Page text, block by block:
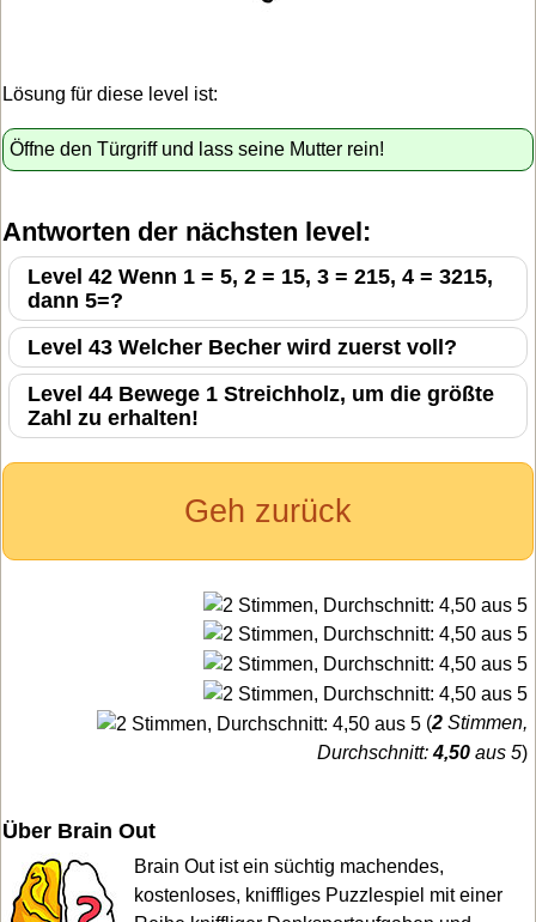
Lösung für diese level ist:
Öffne den Türgriff und lass seine Mutter rein!
Antworten der nächsten level:
Level 42 Wenn 1 = 5, 2 = 15, 3 = 215, 4 = 3215,
dann 5=?
Level 43 Welcher Becher wird zuerst voll?
Level 44 Bewege 1 Streichholz, um die größte
Zahl zu erhalten!
Geh zurück
(2 Stimmen,
Durchschnitt:4,50 aus 5)
Über Brain Out
Brain Out ist ein süchtig machendes,
kostenloses, kniffliges Puzzlespiel mit einer